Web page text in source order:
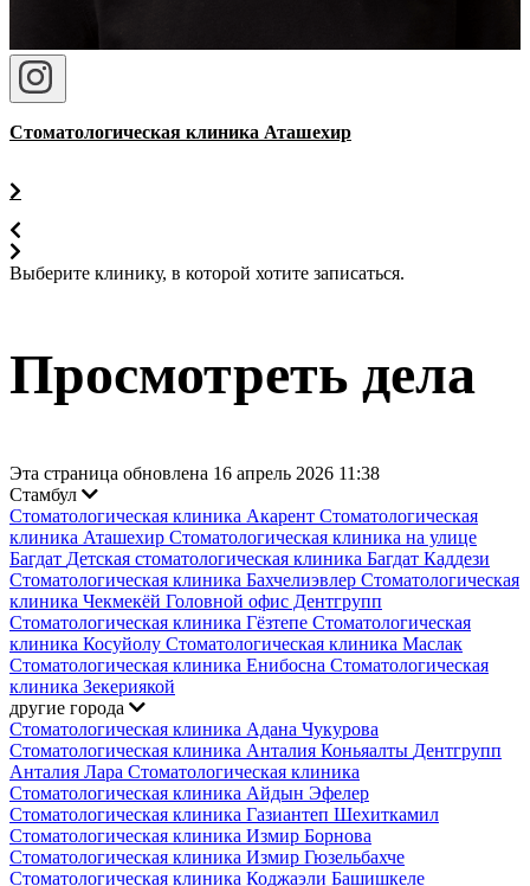
Стоматологическая клиника Аташехир
Выберите клинику, в которой хотите записаться.
Просмотреть дела
Эта страница обновлена 16 апрель 2026 11:38
Стамбул
Стоматологическая клиника Акарент Стоматологическая
клиника Аташехир Стоматологическая клиника на улице
Багдат Детская стоматологическая клиника Багдат Каддези
Стоматологическая клиника Бахчелиэвлер Стоматологическая
клиника Чекмекёй Головной офис Дентгрупп
Стоматологическая клиника Гёзтепе Стоматологическая
клиника Косуйолу Стоматологическая клиника Маслак
Стоматологическая клиника Енибосна Стоматологическая
клиника Зекериякой
другие города
Стоматологическая клиника Адана Чукурова
Стоматологическая клиника Анталия Коньяалты Дентгрупп
Анталия Лара Стоматологическая клиника
Стоматологическая клиника Айдын Эфелер
Стоматологическая клиника Газиантеп Шехиткамил
Стоматологическая клиника Измир Борнова
Стоматологическая клиника Измир Гюзельбахче
Стоматологическая клиника Коджаэли Башишкеле